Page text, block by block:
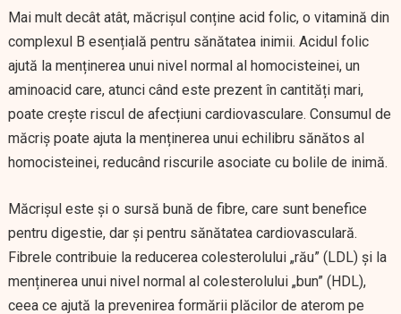
Mai mult decât atât, măcrișul conține acid folic, o vitamină din
complexul B esențială pentru sănătatea inimii. Acidul folic
ajută la menținerea unui nivel normal al homocisteinei, un
aminoacid care, atunci când este prezent în cantități mari,
poate crește riscul de afecțiuni cardiovasculare. Consumul de
măcriș poate ajuta la menținerea unui echilibru sănătos al
homocisteinei, reducând riscurile asociate cu bolile de inimă.
Măcrișul este și o sursă bună de fibre, care sunt benefice
pentru digestie, dar și pentru sănătatea cardiovasculară.
Fibrele contribuie la reducerea colesterolului „rău” (LDL) și la
menținerea unui nivel normal al colesterolului „bun” (HDL),
ceea ce ajută la prevenirea formării plăcilor de aterom pe